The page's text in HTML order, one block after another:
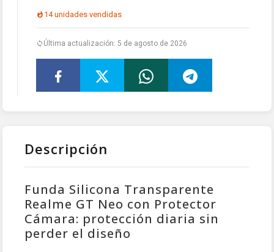
14 unidades vendidas
Última actualización: 5 de agosto de 2026
Descripción
Funda Silicona Transparente
Realme GT Neo con Protector
Cámara: protección diaria sin
perder el diseño